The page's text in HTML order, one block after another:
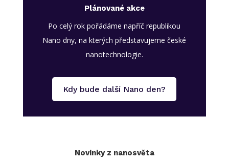
Plánované akce
Po celý rok pořádáme napříč republikou
Nano dny, na kterých představujeme české
nanotechnologie.
Kdy bude další Nano den?
Novinky z nanosvěta